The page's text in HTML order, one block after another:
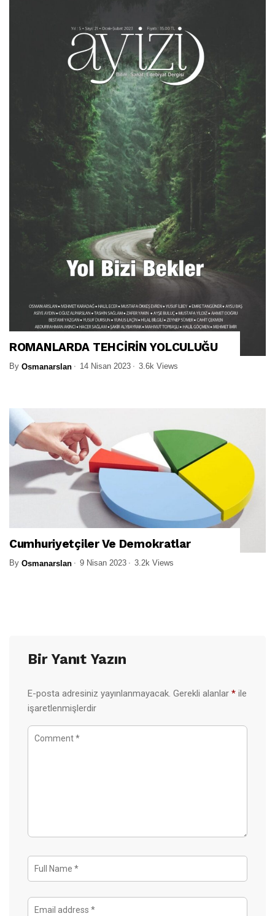
ROMANLARDA TEHCİRİN YOLCULUĞU
By Osmanarslan 14 Nisan 2023 3.6k Views
Cumhuriyetçiler Ve Demokratlar
By Osmanarslan 9 Nisan 2023 3.2k Views
Bir Yanıt Yazın
E-posta adresiniz yayınlanmayacak. Gerekli alanlar * ile
işaretlenmişlerdir